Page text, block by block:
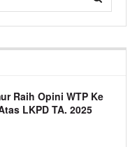
Raih Opini WTP Ke
LKPD TA. 2025